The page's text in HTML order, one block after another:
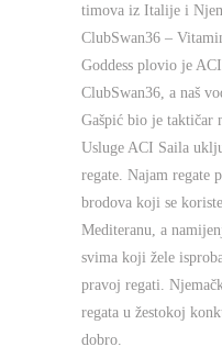
timova iz Italije i
ClubSwan36 –
Goddess plovio je
ClubSwan36, a naš
Gašpić bio je taktičar
Usluge ACI Saila
regate. Najam regate
brodova koji se
Mediteranu, a
svima koji žele
pravoj regati.
regata u žestokoj
dobro.